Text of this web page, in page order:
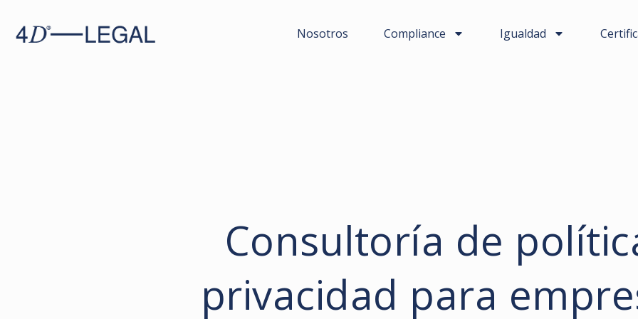
Nosotros Compliance Igualdad
Consultoría de
privacidad para